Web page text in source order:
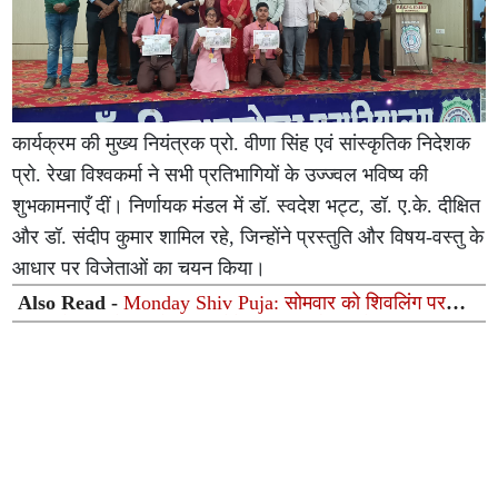
कार्यक्रम की मुख्य नियंत्रक प्रो. वीणा सिंह एवं सांस्कृतिक निदेशक
प्रो. रेखा विश्वकर्मा ने सभी प्रतिभागियों के उज्ज्वल भविष्य की
शुभकामनाएँ दीं। निर्णायक मंडल में डॉ. स्वदेश भट्ट, डॉ. ए.के. दीक्षित
और डॉ. संदीप कुमार शामिल रहे, जिन्होंने प्रस्तुति और विषय-वस्तु के
आधार पर विजेताओं का चयन किया।
Also Read -Monday Shiv Puja: सोमवार को शिवलिंग पर
चढ़ाएं ये 8 चीजें, महादेव दूर करेंगे हर कष्ट और चमकेगी किस्मत